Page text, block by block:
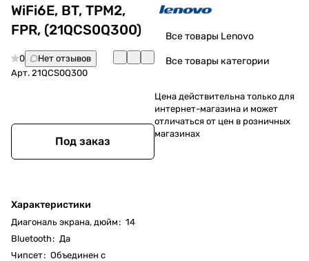
WiFi6E, BT, TPM2,
FPR, (21QCS0Q300)
0
Нет отзывов
Арт. 21QCS0Q300
Под заказ
Характеристики
Диагональ экрана, дюйм: 14
Bluetooth: Да
Чипсет: Объединен с
Все товары Lenovo
Все товары категории
Цена действительна только для
интернет-магазина и может
отличаться от цен в розничных
магазинах